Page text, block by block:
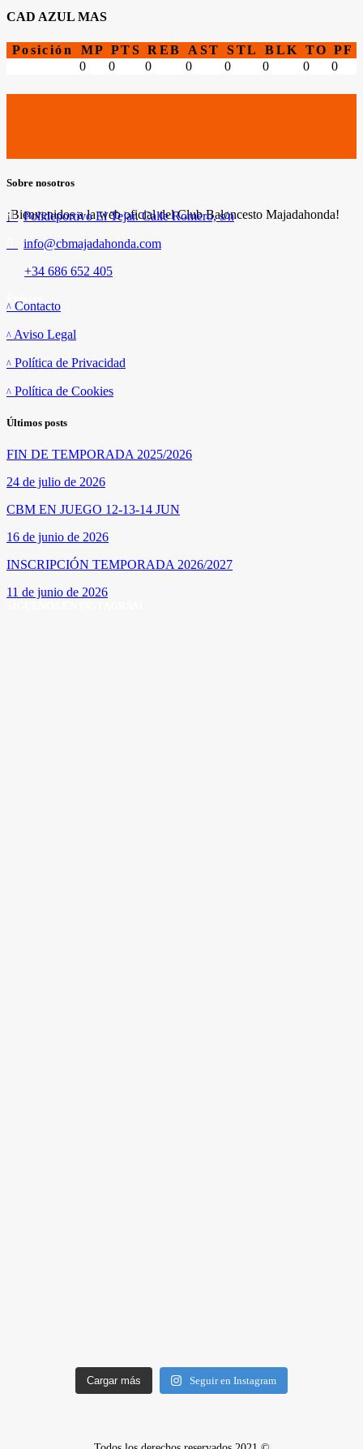
CAD AZUL MAS
Posición MP PTS REB AST STL BLK TO PF
0
0 0 0 0 0 0 0
Sobre nosotros
¡Bienvenidos a la web oficial del Club Baloncesto Majadahonda!
Polideportivo El Tejar. Calle Romero, s/n
info@cbmajadahonda.com
+34 686 652 405
Contacto
Aviso Legal
Política de Privacidad
Política de Cookies
Últimos posts
FIN DE TEMPORADA 2025/2026
24 de julio de 2026
CBM EN JUEGO 12-13-14 JUN
16 de junio de 2026
INSCRIPCIÓN TEMPORADA 2026/2027
11 de junio de 2026
Cargar más Seguir en Instagram